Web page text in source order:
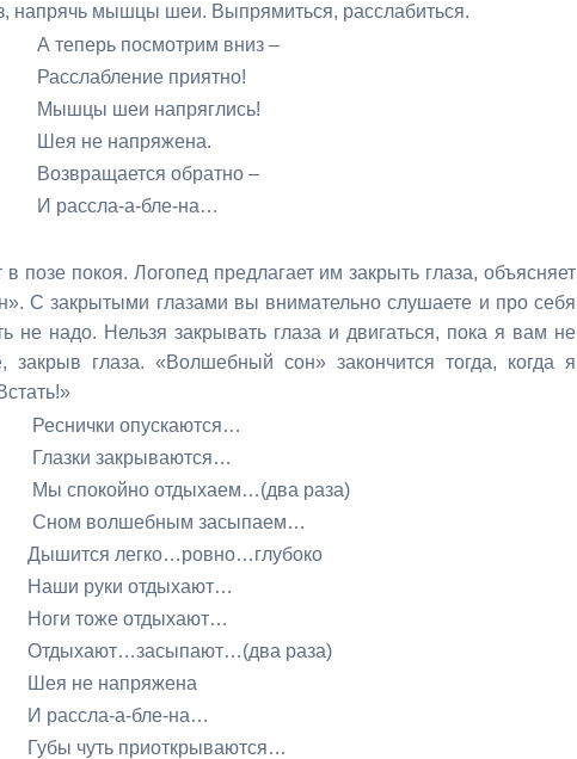
напрячь мышцы шеи. Выпрямиться, расслабиться.
вниз –
приятно!
обратно –
бле-на…
в позе покоя. Логопед предлагает имзакрыть глаза, объясняет
С закрытыми глазами вы внимательно слушаете и про себя
не надо. Нельзя закрывать глаза и двигаться, пока я вам не
закрыв глаза. «Волшебный сон» закончится тогда, когда я
раза)
засыпаем…
раза)
бле-на…